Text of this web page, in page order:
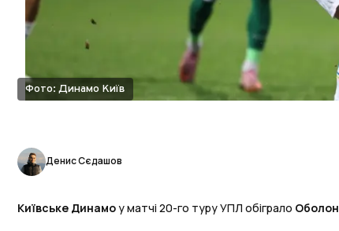
Фото: Динамо Київ
Денис Сєдашов
Київське Динамоу матчі 20-го туру УПЛ обіграло